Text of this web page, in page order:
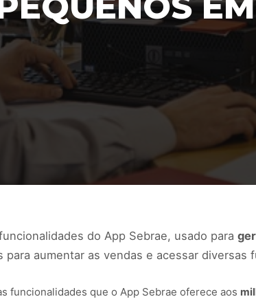
do App Sebrae, usado para
aumentar as vendas e acessar diversas
funcionalidades que o App Sebrae oferece aos